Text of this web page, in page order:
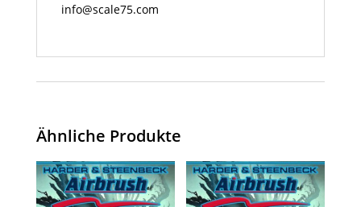
info@scale75.com
Ähnliche Produkte